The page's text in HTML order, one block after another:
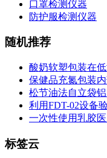
口罩检测仪器
防护服检测仪器
随机推荐
酸奶软塑包装在
保健品充氮包装
松节油法自立袋
利用FDT-02设备
一次性使用乳胶
标签云